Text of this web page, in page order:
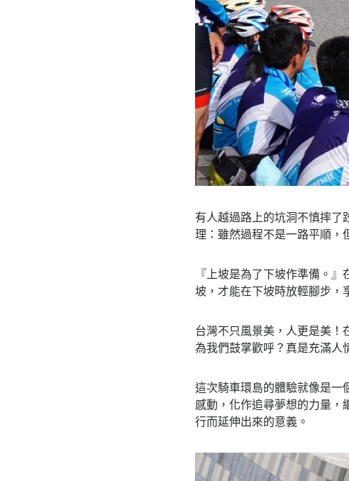
有人越過路上的坑洞不慎摔
理：雖然過程不是一路平順，
『上坡是為了下坡作準備。
坡，才能在下坡時放輕腳步，
台灣不只風景美，人更是美！
為我們鼓掌歡呼？真是充滿
這次騎車環島的體驗就像是一
感動，化作追尋夢想的力量，
行而延伸出來的意義。